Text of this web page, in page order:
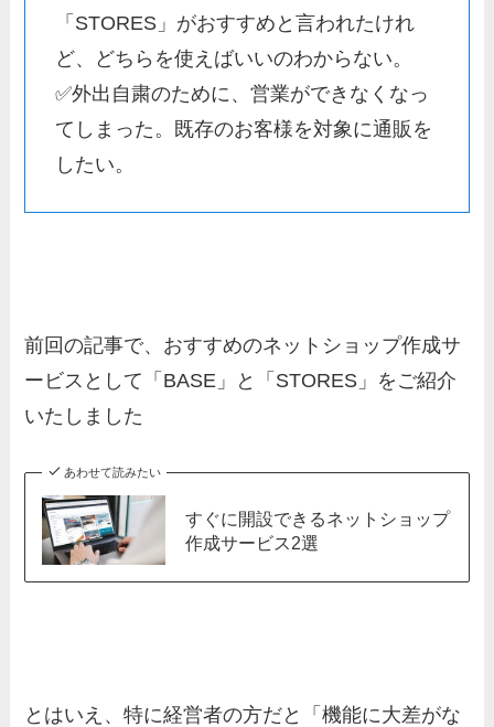
「STORES」がおすすめと言われたけれ
ど、どちらを使えばいいのわからない。
✅外出自粛のために、営業ができなくなっ
てしまった。既存のお客様を対象に通販を
したい。
前回の記事で、おすすめのネットショップ作成サ
ービスとして「BASE」と「STORES」をご紹介
いたしました
あわせて読みたい
すぐに開設できるネットショップ
作成サービス2選
とはいえ、特に経営者の方だと「機能に大差がな